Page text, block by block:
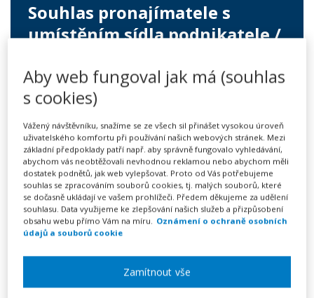
Souhlas pronajímatele s
umístěním sídla podnikatele /
Tento vzor je ZDARMA
Může nájemce na adrese pronajatého bytu nebo domu
umístnit sídlo svého podnikání nebo sídlo společnosti či
jiné právnické osoby? Ano, může, potřebuje k tomu
však písemný souhlas pronajímatele s úředně
osoby je možné umístit i na adresu bytu, jestliže to
nenaruší klid a pořádek v domě.
Aby web fungoval jak má (souhlas
s cookies)
Vážený návštěvníku, snažíme se ze všech sil přinášet vysokou úroveň
uživatelského komfortu při používání našich webových stránek. Mezi
základní předpoklady patří např. aby správně fungovalo vyhledávání,
abychom vás neobtěžovali nevhodnou reklamou nebo abychom měli
dostatek podnětů, jak web vylepšovat. Proto od Vás potřebujeme
souhlas se zpracováním souborů cookies, tj. malých souborů, které
se dočasně ukládají ve vašem prohlížeči. Předem děkujeme za udělení
souhlasu. Data využijeme ke zlepšování našich služeb a přizpůsobení
obsahu webu přímo Vám na míru. Oznámení o ochraně osobních
údajů a souborů cookie
Zamítnout vše